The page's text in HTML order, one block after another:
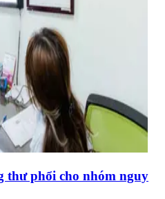
thư phổi cho nhóm nguy